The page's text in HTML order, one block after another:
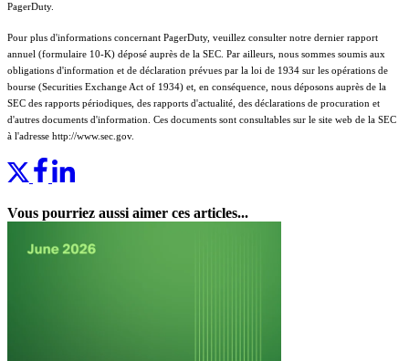
PagerDuty.
Pour plus d'informations concernant PagerDuty, veuillez consulter notre dernier rapport
annuel (formulaire 10-K) déposé auprès de la SEC. Par ailleurs, nous sommes soumis aux
obligations d'information et de déclaration prévues par la loi de 1934 sur les opérations de
bourse (Securities Exchange Act of 1934) et, en conséquence, nous déposons auprès de la
SEC des rapports périodiques, des rapports d'actualité, des déclarations de procuration et
d'autres documents d'information. Ces documents sont consultables sur le site web de la SEC
à l'adresse http://www.sec.gov.
Vous pourriez aussi aimer ces articles...